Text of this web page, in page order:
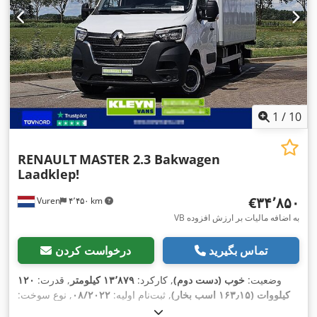
EBS (سیستم ترمز الکترونیکی), آینه برقی, ادبلو, اسپویلر, اِی‌بی‌اِس‎,
برنامه پایداری الکترونیکی (ESP), بلوتوث, تنظیم برقی پنجره, تهویه
مطبوع, ثبت خودرو, ثبت کامیون, رایانه‌ی روی برد, سوابق کامل
سرویس, سیستم استارت-استاپ, فرمان هیدرولیک, فیلتر دوده, قفل
مرکزی, پورت USB, کروز کنترل, کیسه هوا,
1 / 10
Vuren ۴٬۴۵۰ km
RENAULT MASTER 2.3 Bakwagen
Laadklep!
‎€۳۴٬۸۵۰
VB به اضافه مالیات بر ارزش افزوده
درخواست کردن تماس بگیرید
وضعیت: خوب (دست دوم), کارکرد: ۱۳٬۸۷۹ کیلومتر , قدرت: ۱۲۰
کیلووات (۱۶۳٫۱۵ اسب بخار)
, ثبت‌نام اولیه: ۰۸/۲۰۲۲ , نوع سوخت:
, پیکربندی محور: